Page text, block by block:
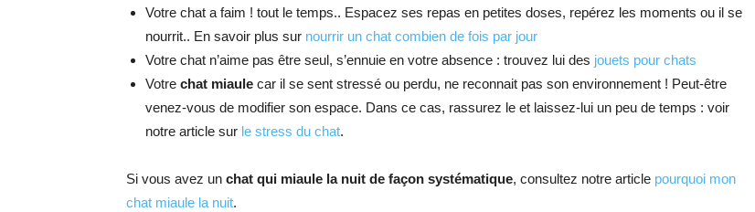
Votre chat a faim ! tout le temps.. Espacez ses repas en petites doses, repérez les moments ou il se
nourrit.. En savoir plus sur nourrir un chat combien de fois par jour
Votre chat n’aime pas être seul, s’ennuie en votre absence : trouvez lui des jouets pour chats
Votre chat miaule car il se sent stressé ou perdu, ne reconnait pas son environnement ! Peut-être
venez-vous de modifier son espace. Dans ce cas, rassurez le et laissez-lui un peu de temps : voir
notre article sur le stress du chat.
Si vous avez un chat qui miaule la nuit de façon systématique, consultez notre article pourquoi mon
chat miaule la nuit.